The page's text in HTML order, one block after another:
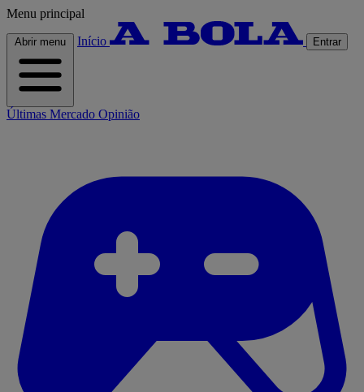
Menu principal
Abrir menu Início Entrar
Últimas Mercado Opinião